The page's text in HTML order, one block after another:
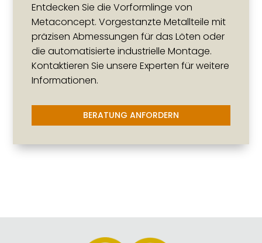
Entdecken Sie die Vorformlinge von
Metaconcept. Vorgestanzte Metallteile mit
präzisen Abmessungen für das Löten oder
die automatisierte industrielle Montage.
Kontaktieren Sie unsere Experten für weitere
Informationen.
BERATUNG ANFORDERN